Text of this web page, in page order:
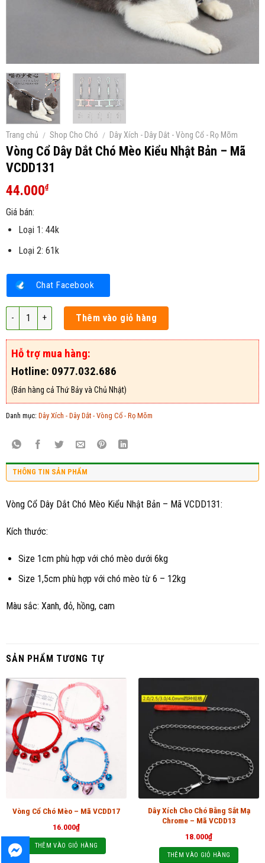
Trang chủ / Shop Cho Chó / Dây Xích - Dây Dắt - Vòng Cổ - Rọ Mõm
Vòng Cổ Dây Dắt Chó Mèo Kiểu Nhật Bản – Mã
VCDD131
44.000₫
Giá bán:
Loại 1: 44k
Loại 2: 61k
Chat Facebook
Vòng Cổ Dây Dắt Chó Mèo Kiểu Nhật Bản - Mã VCDD131 số lượng
Thêm vào giỏ hàng
Hỗ trợ mua hàng:
Hotline: 0977.032.686
(Bán hàng cả Thứ Bảy và Chủ Nhật)
Danh mục: Dây Xích - Dây Dắt - Vòng Cổ - Rọ Mõm
THÔNG TIN SẢN PHẨM
Vòng Cổ Dây Dắt Chó Mèo Kiểu Nhật Bản – Mã VCDD131:
Kích thước:
Size 1cm phù hợp với chó mèo dưới 6kg
Size 1,5cm phù hợp với chó mèo từ 6 – 12kg
Màu sắc: Xanh, đỏ, hồng, cam
SẢN PHẨM TƯƠNG TỰ
Vòng Cổ Chó Mèo – Mã VCDD17
16.000₫
THÊM VÀO GIỎ HÀNG
Dây Xích Cho Chó Bằng Sắt Mạ
Chrome – Mã VCDD13
18.000₫
THÊM VÀO GIỎ HÀNG